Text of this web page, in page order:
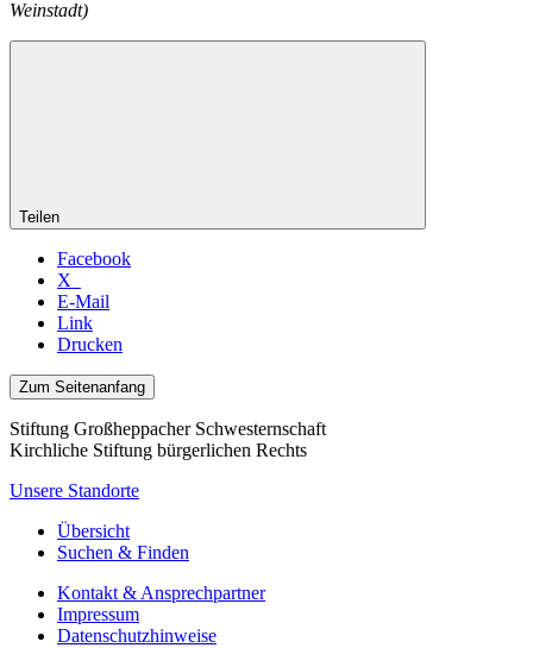
Weinstadt)
Teilen
Facebook
X
E-Mail
Link
Drucken
Zum Seitenanfang
Stiftung Großheppacher Schwesternschaft
Kirchliche Stiftung bürgerlichen Rechts
Unsere Standorte
Übersicht
Suchen & Finden
Kontakt & Ansprechpartner
Impressum
Datenschutzhinweise